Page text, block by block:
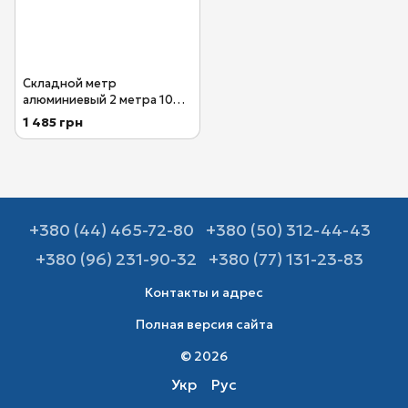
Складной метр
алюминиевый 2 метра 10
звеньев SILBER BMI
961200044W
1 485 грн
+380 (44) 465-72-80
+380 (50) 312-44-43
+380 (96) 231-90-32
+380 (77) 131-23-83
Контакты и адрес
Полная версия сайта
© 2026
Укр Рус